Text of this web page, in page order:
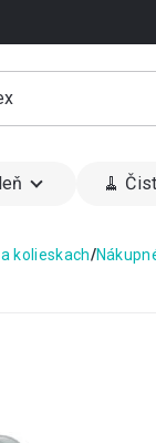
🧹
kolieskach/